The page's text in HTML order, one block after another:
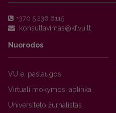
+370 5 236 6115
Nuorodos
VU e. paslaugos
Virtuali mokymosi aplinka
Universiteto žurnalistas